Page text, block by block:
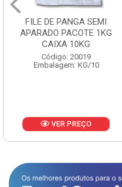
FILE DE PANGA SEMI
APARADO PACOTE 1KG
CAIXA 10KG
Código: 20019
Embalagem: KG/10
VER PREÇO